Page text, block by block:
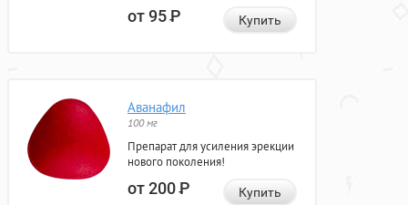
от 95Р Купить
Аванафил
100 мг
Препарат для усиления эрекции
нового поколения!
от 200Р Купить